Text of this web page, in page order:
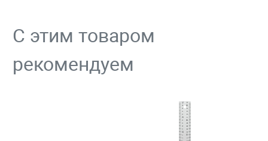
С этим товаром
рекомендуем